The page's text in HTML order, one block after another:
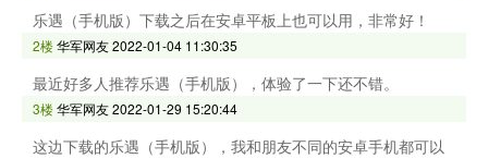
乐遇（手机版）下载之后在安卓平板上也可以用，非常好！
2楼华军网友2022-01-04 11:30:35
最近好多人推荐乐遇（手机版），体验了一下还不错。
3楼华军网友2022-01-29 15:20:44
这边下载的乐遇（手机版），我和朋友不同的安卓手机都可以